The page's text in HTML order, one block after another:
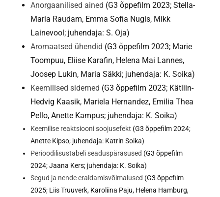
Anorgaanilised ained (G3 õppefilm 2023; Stella-
Maria Raudam, Emma Sofia Nugis, Mikk
Lainevool; juhendaja: S. Oja)
Aromaatsed ühendid (G3 õppefilm 2023; Marie
Toompuu, Eliise Karafin, Helena Mai Lannes,
Joosep Lukin, Maria Säkki; juhendaja: K. Soika)
Keemilised sidemed (G3 õppefilm 2023; Kätliin-
Hedvig Kaasik, Mariela Hernandez, Emilia Thea
Pello, Anette Kampus; juhendaja: K. Soika)
Keemilise reaktsiooni soojusefekt (G3 õppefilm 2024;
Anette Kipso; juhendaja: Katrin Soika)
Perioodilisustabeli seaduspärasused (G3 õppefilm
2024; Jaana Kers; juhendaja: K. Soika)
Segud ja nende eraldamisvõimalused (G3 õppefilm
2025; Liis Truuverk, Karoliina Paju, Helena Hamburg,